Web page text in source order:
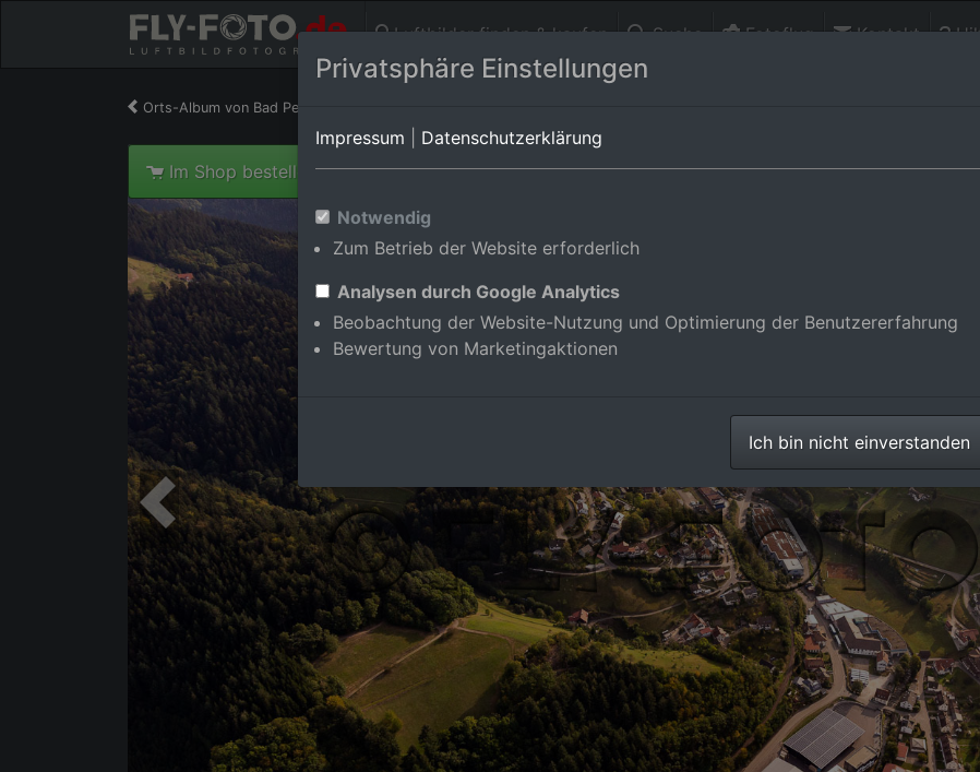
Luftbilder finden & kaufen Suche Fotoflug Kontakt
Orts-Album von Bad Peterstal-Griesbach/Bad Peterstal
Im Shop bestellen
Privatsphäre Einstellungen
Impressum Datenschutzerklärung
Notwendig
Zum Betrieb der Website erforderlich
Analysen durch Google Analytics
Beobachtung der Website-Nutzung und Optimierung der Benutzererfahrung
Bewertung von Marketingaktionen
Ich bin nicht einverstanden